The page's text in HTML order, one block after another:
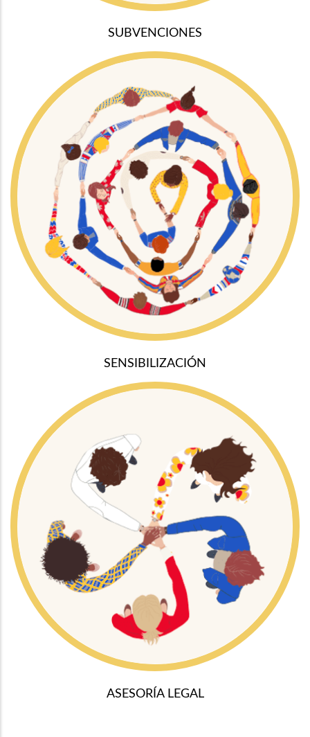
SUBVENCIONES
SENSIBILIZACIÓN
ASESORÍA LEGAL